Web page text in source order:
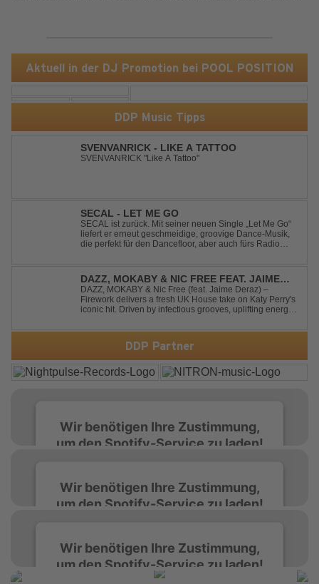
Aktuell in der DJ Promotion bei POOL POSITION
DDP Music Tipps
SVENVANRICK - LIKE A TATTOO
SVENVANRICK "Like A Tattoo"
SECAL - LET ME GO
SECAL ist zurück. Mit seiner neuen Single „Let Me Go“
liefert er erneut geschmeidige, groovige Dance-Musik,
die perfekt für den Dancefloor, aber auch fürs Radio
gespannt sein, was als Nächstes...
DAZZ, MOKABY & NIC FREE FEAT. JAIME
DERAZ - FIREWORK
DAZZ, MOKABY & Nic Free (feat. Jaime Deraz) –
Firework delivers a fresh UK House take on Katy Perry's
iconic hit. Driven by infectious grooves, uplifting energy,
cover brings a modern club vibe while preserving the
emotional power of the origin...
DDP Partner
Wir benötigen Ihre Zustimmung,
um den Spotify-Service zu laden!
einzubetten. Dieser Service kann Daten zu
Ihren Aktivitäten sammeln. Bitte lesen Sie die
Mehr Informationen
Wir benötigen Ihre Zustimmung,
um den Spotify-Service zu laden!
einzubetten. Dieser Service kann Daten zu
Ihren Aktivitäten sammeln. Bitte lesen Sie die
Wir benötigen Ihre Zustimmung,
um den Spotify-Service zu laden!